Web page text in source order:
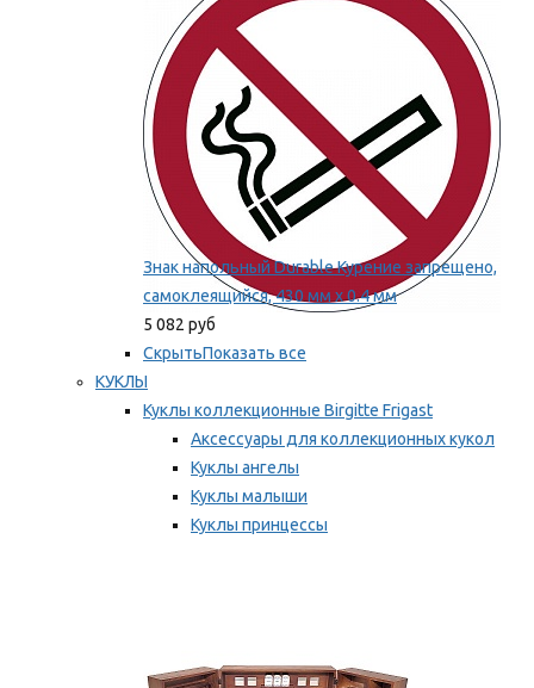
Знак напольный Durable Курение запрещено,
самоклеящийся, 430 мм х 0.4 мм
5 082 руб
СкрытьПоказать все
КУКЛЫ
Куклы коллекционные Birgitte Frigast
Аксессуары для коллекционных кукол
Куклы ангелы
Куклы малыши
Куклы принцессы